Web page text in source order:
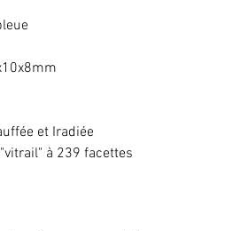
et Iradiée
à 239 facettes